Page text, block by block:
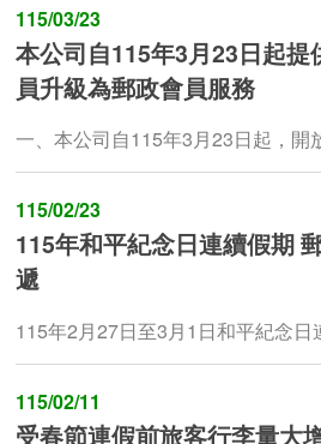
115/03/23
本公司自115年3月23日起
員升級為郵政會員服務
一、本公司自115年3月23日起，開
115/02/23
115年和平紀念日連續假期
遞
115年2月27日至3月1日和平紀念日
115/02/11
受春節連假前旅客行李量大